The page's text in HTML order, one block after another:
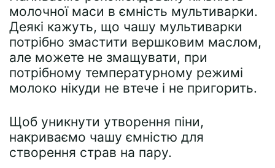
молочної маси в ємність мультиварки.
Деякі кажуть, що чашу мультиварки
потрібно змастити вершковим маслом,
але можете не змащувати, при
потрібному температурному режимі
молоко нікуди не втече і не пригорить.
Щоб уникнути утворення піни,
накриваємо чашу ємністю для
створення страв на пару.